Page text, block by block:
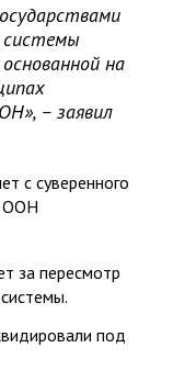
системы
на
– заявил
с суверенного
ООН
за пересмотр
под